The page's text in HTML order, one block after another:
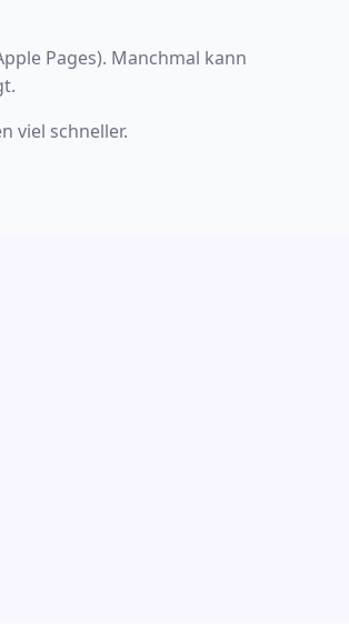
Pages). Manchmal kann
viel schneller.